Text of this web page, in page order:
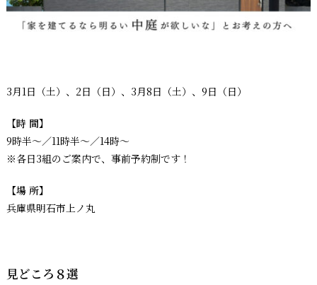
3月1日（土）、2日（日）、3月8日（土）、9日（日）
【時 間】
9時半〜／11時半〜／14時〜
※各日3組のご案内で、事前予約制です！
【場 所】
兵庫県明石市上ノ丸
見どころ８選